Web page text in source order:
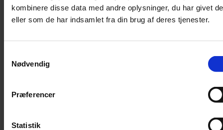
kombinere disse data med andre oplysninger, du har givet
eller som de har indsamlet fra din brug af deres tjenester.
Nødvendig
Præferencer
Statistik
Grusskovl
Luftrenser / Lugtfjerner
Trimning